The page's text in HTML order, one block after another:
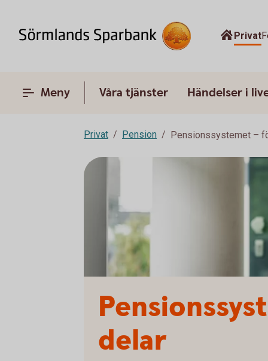
Privat
Meny Våra tjänster Händelser i
Privat Pension Pensionssystemet –
delar